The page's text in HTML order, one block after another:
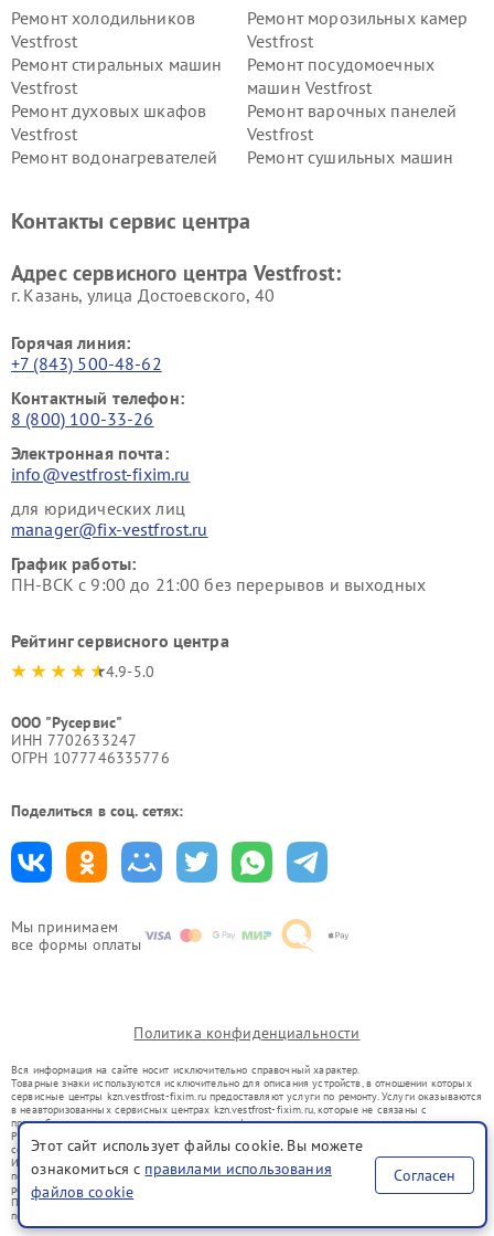
Мы принимаем
все формы оплаты
Ремонт холодильников
Vestfrost
Ремонт морозильных камер
Vestfrost
Ремонт стиральных машин
Vestfrost
Ремонт посудомоечных
машин Vestfrost
Ремонт духовых шкафов
Vestfrost
Ремонт варочных панелей
Vestfrost
Ремонт водонагревателей
Ремонт сушильных машин
Vestfrost
Контакты сервис центра
Адрес сервисного центра Vestfrost:
г. Казань, улица Достоевского, 40
Горячая линия:
+7 (843) 500-48-62
Контактный телефон:
8 (800) 100-33-26
Электронная почта:
info@vestfrost-fixim.ru
для юридических лиц
manager@fix-vestfrost.ru
График работы:
ПН-ВСК с 9:00 до 21:00 без перерывов и выходных
Рейтинг сервисного центра
4.9-5.0
ООО "Русервис"
ИНН 7702633247
ОГРН 1077746335776
Поделиться в соц. сетях:
Политика конфиденциальности
Вся информация на сайте носит исключительно справочный характер.
Товарные знаки используются исключительно для описания устройств, в отношении которых
сервисные центры kzn.vestfrost-fixim.ru предоставляют услуги по ремонту. Услуги оказываются
в неавторизованных сервисных центрах kzn.vestfrost-fixim.ru, которые не связаны с
правообладателями товарных знаков или их официальными представителями.
Ремонт осуществляется для устройств, уже введенных в гражданский оборот в соответствии
со статьей 1487 ГК РФ.
Использование товарных знаков не преследует цели индивидуализации услуг или введения
потребителей в заблуждение, а служит для информирования о предоставляемых услугах по
ремонту техники указанных брендов.
Представленная на сайте информация не является публичной офертой, определяемой
положениями Статьи 437(2) Гражданского кодекса РФ
Этот сайт использует файлы cookie. Вы можете
ознакомиться с правилами использования
файлов cookie
Согласен